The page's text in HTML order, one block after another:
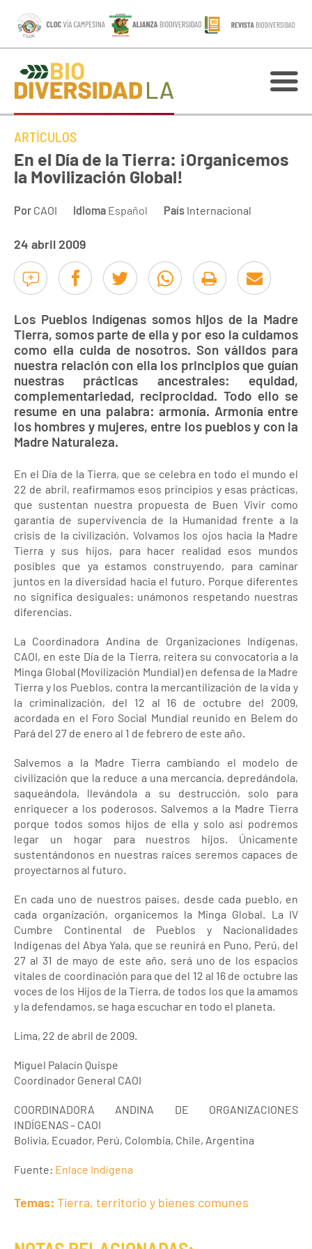
ARTÍCULOS
En el Día de la Tierra: ¡Organicemos
la Movilización Global!
Por CAOI Idioma Español País Internacional
24 abril 2009
Los Pueblos Indígenas somos hijos de la Madre
Tierra, somos parte de ella y por eso la cuidamos
como ella cuida de nosotros. Son válidos para
nuestra relación con ella los principios que guían
nuestras prácticas ancestrales: equidad,
complementariedad, reciprocidad. Todo ello se
resume en una palabra: armonía. Armonía entre
los hombres y mujeres, entre los pueblos y con la
Madre Naturaleza.
En el Día de la Tierra, que se celebra en todo el mundo el
22 de abril, reafirmamos esos principios y esas prácticas,
que sustentan nuestra propuesta de Buen Vivir como
garantía de supervivencia de la Humanidad frente a la
crisis de la civilización. Volvamos los ojos hacia la Madre
Tierra y sus hijos, para hacer realidad esos mundos
posibles que ya estamos construyendo, para caminar
juntos en la diversidad hacia el futuro. Porque diferentes
no significa desiguales: unámonos respetando nuestras
diferencias.
La Coordinadora Andina de Organizaciones Indígenas,
CAOI, en este Día de la Tierra, reitera su convocatoria a la
Minga Global (Movilización Mundial) en defensa de la Madre
Tierra y los Pueblos, contra la mercantilización de la vida y
la criminalización, del 12 al 16 de octubre del 2009,
acordada en el Foro Social Mundial reunido en Belem do
Pará del 27 de enero al 1 de febrero de este año.
Salvemos a la Madre Tierra cambiando el modelo de
civilización que la reduce a una mercancía, depredándola,
saqueándola, llevándola a su destrucción, solo para
enriquecer a los poderosos. Salvemos a la Madre Tierra
porque todos somos hijos de ella y solo así podremos
legar un hogar para nuestros hijos. Únicamente
sustentándonos en nuestras raíces seremos capaces de
proyectarnos al futuro.
En cada uno de nuestros países, desde cada pueblo, en
cada organización, organicemos la Minga Global. La IV
Cumbre Continental de Pueblos y Nacionalidades
Indígenas del Abya Yala, que se reunirá en Puno, Perú, del
27 al 31 de mayo de este año, será uno de los espacios
vitales de coordinación para que del 12 al 16 de octubre las
voces de los Hijos de la Tierra, de todos los que la amamos
y la defendamos, se haga escuchar en todo el planeta.
Lima, 22 de abril de 2009.
Miguel Palacín Quispe
Coordinador General CAOI
COORDINADORA ANDINA DE ORGANIZACIONES
INDÍGENAS – CAOI
Bolivia, Ecuador, Perú, Colombia, Chile, Argentina
Fuente: Enlace Indígena
Temas: Tierra, territorio y bienes comunes